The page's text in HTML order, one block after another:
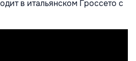
в итальянском Гроссето с